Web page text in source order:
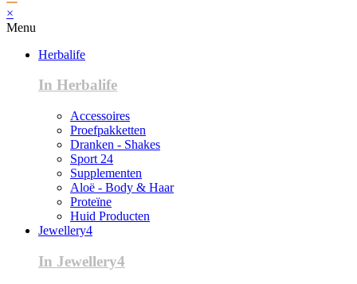
×
Menu
Herbalife
In Herbalife
Accessoires
Proefpakketten
Dranken - Shakes
Sport 24
Supplementen
Aloë - Body & Haar
Proteïne
Huid Producten
Jewellery4
In Jewellery4